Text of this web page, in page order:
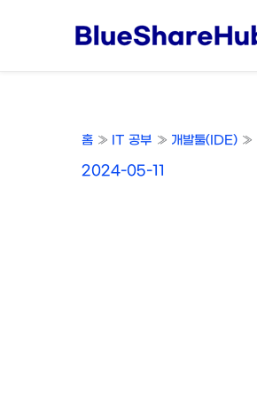
홈 IT 공부 개발툴(IDE)
2024-05-11